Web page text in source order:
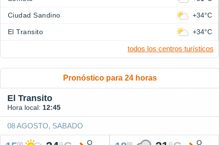
Ciudad Sandino +34°C
El Transito +34°C
todos los centros turísticos
Pronóstico para 24 horas
El Transito
Hora local: 12:45
08 AGOSTO, SABADO
00
O
00
O